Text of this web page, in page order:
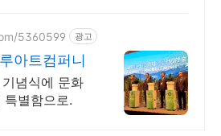
5360599 광고
아트컴퍼니
념식에 문화
별함으로.